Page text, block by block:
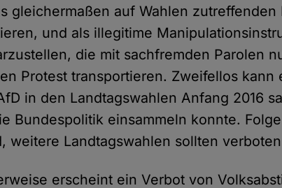
gleichermaßen auf Wahlen zutreffenden
und als illegitime
die mit sachfremden Parolen
Protest transportieren. Zweifellos kann
in den Landtagswahlen Anfang 2016
Bundespolitik einsammeln konnte.
weitere Landtagswahlen sollten
erscheint ein Verbot von